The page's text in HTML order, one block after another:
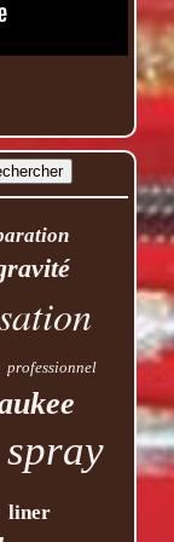
professionnel
spray
liner